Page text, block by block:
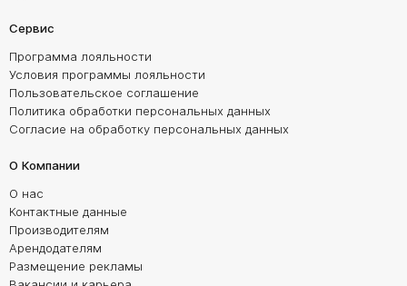
Сервис
Программа лояльности
Условия программы лояльности
Пользовательское соглашение
Политика обработки персональных данных
Согласие на обработку персональных данных
О Компании
О нас
Контактные данные
Производителям
Арендодателям
Размещение рекламы